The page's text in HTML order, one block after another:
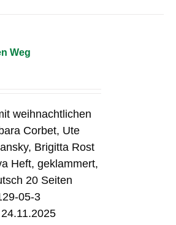
Weg
weihnachtlichen
Corbet, Ute
Brigitta Rost
Heft, geklammert,
20 Seiten
05-3